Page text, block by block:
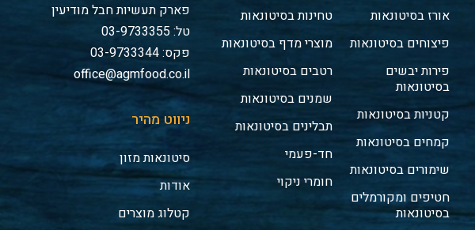
אורז בסיטונאות
פיצוחים בסיטונאות
פירות יבשים
בסיטונאות
קטניות בסיטונאות
קמחים בסיטונאות
שימורים בסיטונאות
חטיפים ומקורמלים
בסיטונאות
טחינות בסיטונאות
מוצרי מדף בסיטונאות
רטבים בסיטונאות
שמנים בסיטונאות
תבלינים בסיטונאות
חד-פעמי
חומרי ניקוי
פארק תעשיות חבל מודיעין
טל: 03-9733355
פקס: 03-9733344
office@agmfood.co.il
ניווט מהיר
סיטונאות מזון
אודות
קטלוג מוצרים